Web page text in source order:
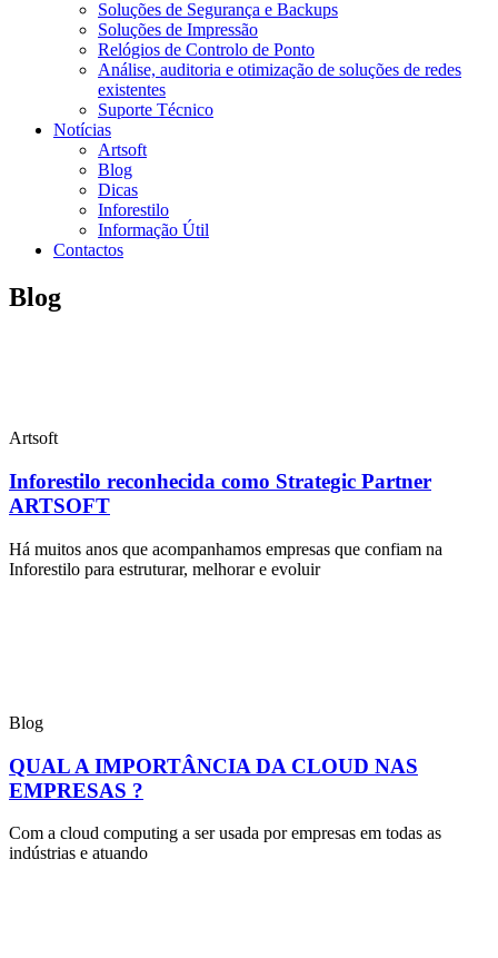
Soluções de Segurança e Backups
Soluções de Impressão
Relógios de Controlo de Ponto
Análise, auditoria e otimização de soluções de redes
existentes
Suporte Técnico
Notícias
Artsoft
Blog
Dicas
Inforestilo
Informação Útil
Contactos
Blog
Artsoft
Inforestilo reconhecida como Strategic Partner
ARTSOFT
Há muitos anos que acompanhamos empresas que confiam na
Inforestilo para estruturar, melhorar e evoluir
Blog
QUAL A IMPORTÂNCIA DA CLOUD NAS
EMPRESAS ?
Com a cloud computing a ser usada por empresas em todas as
indústrias e atuando